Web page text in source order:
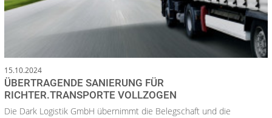
15.10.2024
ÜBERTRAGENDE SANIERUNG FÜR
RICHTER.TRANSPORTE VOLLZOGEN
Die Dark Logistik GmbH übernimmt die Belegschaft und die